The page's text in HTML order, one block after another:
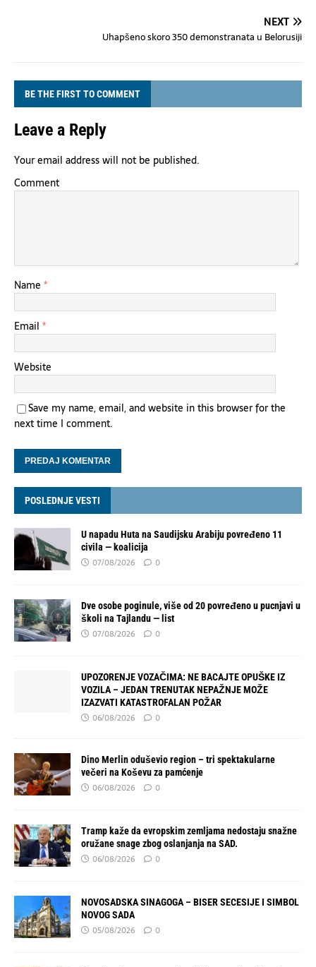
NEXT
Uhapšeno skoro 350 demonstranata u Belorusiji
BE THE FIRST TO COMMENT
Leave a Reply
Your email address will not be published.
Comment
Name *
Email *
Website
Save my name, email, and website in this browser for the
next time I comment.
POSLEDNJE VESTI
U napadu Huta na Saudijsku Arabiju povređeno 11
civila — koalicija
07/08/2026 0
Dve osobe poginule, više od 20 povređeno u pucnjavi u
školi na Tajlandu — list
07/08/2026 0
UPOZORENJE VOZAČIMA: NE BACAJTE OPUŠKE IZ
VOZILA – JEDAN TRENUTAK NEPAŽNJE MOŽE
IZAZVATI KATASTROFALAN POŽAR
06/08/2026 0
Dino Merlin oduševio region – tri spektakularne
večeri na Koševu za pamćenje
06/08/2026 0
Tramp kaže da evropskim zemljama nedostaju snažne
oružane snage zbog oslanjanja na SAD.
06/08/2026 0
NOVOSADSKA SINAGOGA – BISER SECESIJE I SIMBOL
NOVOG SADA
05/08/2026 0